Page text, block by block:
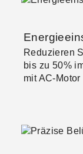
Reduzieren
bis zu 50%
mit AC-Motor